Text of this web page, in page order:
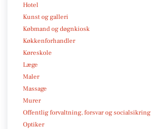
Hotel
Kunst og galleri
Købmand og døgnkiosk
Køkkenforhandler
Køreskole
Læge
Maler
Massage
Murer
Offentlig forvaltning, forsvar og socialsikring
Optiker